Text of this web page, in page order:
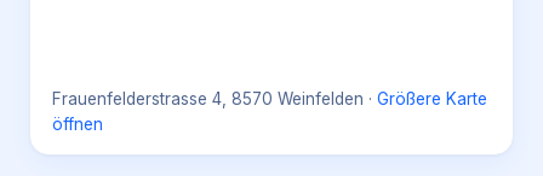
Frauenfelderstrasse 4, 8570 Weinfelden · Größere Karte
öffnen